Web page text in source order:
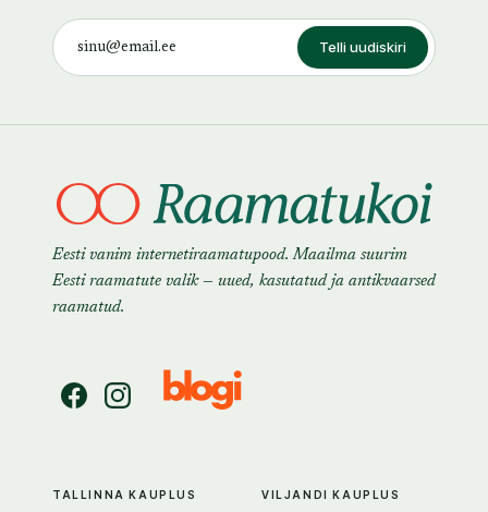
Telli uudiskiri
Eesti vanim internetiraamatupood. Maailma suurim
Eesti raamatute valik — uued, kasutatud ja antikvaarsed
raamatud.
TALLINNA KAUPLUS VILJANDI KAUPLUS